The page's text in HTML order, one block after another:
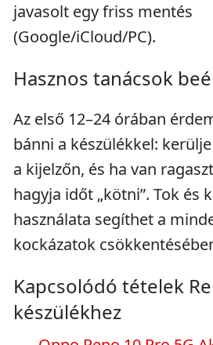
javasolt egy friss mentés
(Google/iCloud/PC).
Hasznos tanácsok
Az első 12–24 órában
bánni a készülékkel:
a kijelzőn, és ha van
hagyja időt „kötni”. Tok és
használata segíthet a
kockázatok
Kapcsolódó tételek
készülékhez